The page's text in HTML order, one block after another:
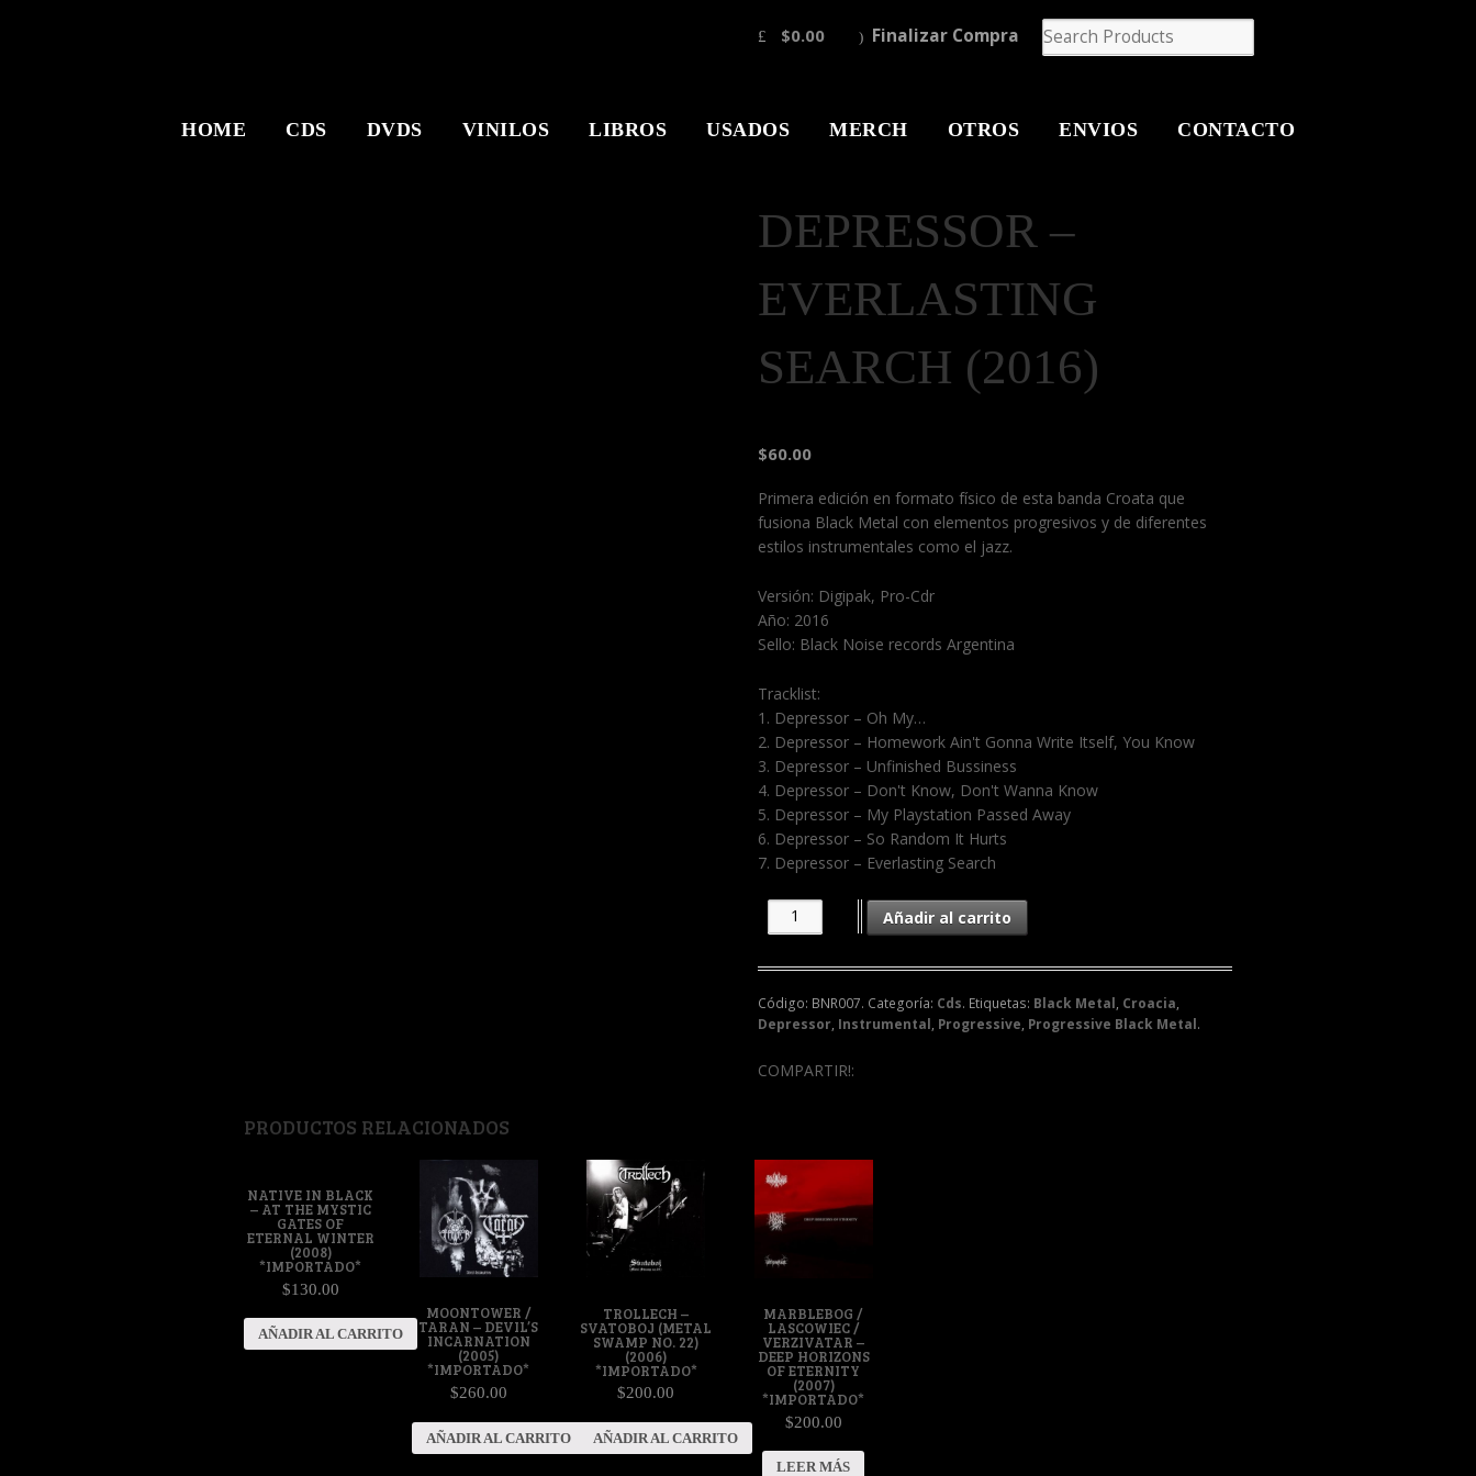
$0.00 Finalizar Compra
HOME CDS DVDS VINILOS LIBROS USADOS MERCH OTROS ENVIOS CONTACTO
DEPRESSOR –
EVERLASTING
SEARCH (2016)
$60.00
Primera edición en formato físico de esta banda Croata que
fusiona Black Metal con elementos progresivos y de diferentes
estilos instrumentales como el jazz.
Versión: Digipak, Pro-Cdr
Año: 2016
Sello: Black Noise records Argentina
Tracklist:
1. Depressor – Oh My…
2. Depressor – Homework Ain't Gonna Write Itself, You Know
3. Depressor – Unfinished Bussiness
4. Depressor – Don't Know, Don't Wanna Know
5. Depressor – My Playstation Passed Away
6. Depressor – So Random It Hurts
7. Depressor – Everlasting Search
Añadir al carrito
Código: BNR007. Categoría: Cds. Etiquetas: Black Metal, Croacia,
Depressor, Instrumental, Progressive, Progressive Black Metal.
COMPARTIR!:
PRODUCTOS RELACIONADOS
NATIVE IN BLACK
– AT THE MYSTIC
GATES OF
ETERNAL WINTER
(2008)
*IMPORTADO*
$130.00
AÑADIR AL CARRITO
MOONTOWER /
TARAN – DEVIL’S
INCARNATION
(2005)
*IMPORTADO*
$260.00
AÑADIR AL CARRITO
TROLLECH –
SVATOBOJ (METAL
SWAMP NO. 22)
(2006)
*IMPORTADO*
$200.00
AÑADIR AL CARRITO
MARBLEBOG /
LASCOWIEC /
VERZIVATAR –
DEEP HORIZONS
OF ETERNITY
(2007)
*IMPORTADO*
$200.00
LEER MÁS